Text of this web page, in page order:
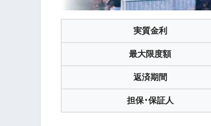
実質金利
最大限度額
返済期間
担保･保証人